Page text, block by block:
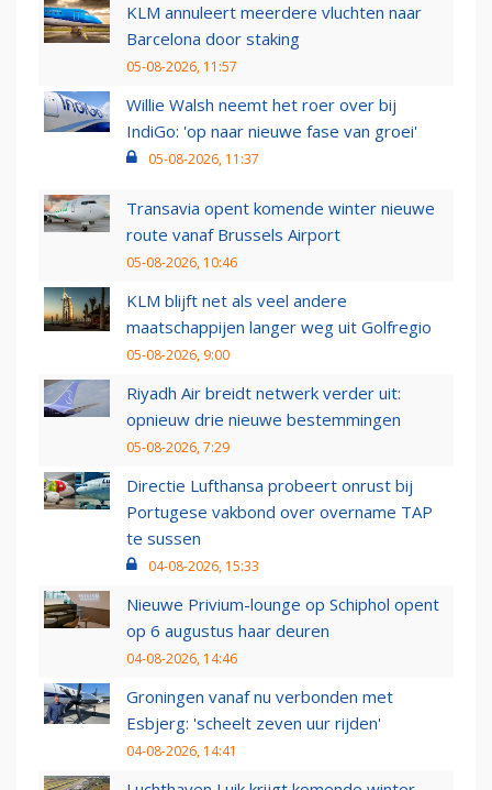
KLM annuleert meerdere vluchten naar
Barcelona door staking
05-08-2026, 11:57
Willie Walsh neemt het roer over bij
IndiGo: 'op naar nieuwe fase van groei'
05-08-2026, 11:37
Transavia opent komende winter nieuwe
route vanaf Brussels Airport
05-08-2026, 10:46
KLM blijft net als veel andere
maatschappijen langer weg uit Golfregio
05-08-2026, 9:00
Riyadh Air breidt netwerk verder uit:
opnieuw drie nieuwe bestemmingen
05-08-2026, 7:29
Directie Lufthansa probeert onrust bij
Portugese vakbond over overname TAP
te sussen
04-08-2026, 15:33
Nieuwe Privium-lounge op Schiphol opent
op 6 augustus haar deuren
04-08-2026, 14:46
Groningen vanaf nu verbonden met
Esbjerg: 'scheelt zeven uur rijden'
04-08-2026, 14:41